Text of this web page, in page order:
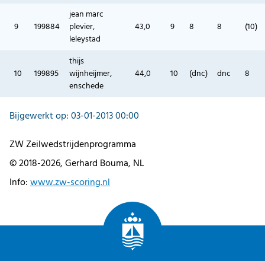
9 199884
jean marc
plevier,
leleystad
43,0 9 8 8 (10)
10 199895
thijs
wijnheijmer,
enschede
44,0 10 (dnc) dnc 8
Bijgewerkt op: 03-01-2013 00:00
ZW Zeilwedstrijdenprogramma
© 2018-2026, Gerhard Bouma, NL
Info:www.zw-scoring.nl